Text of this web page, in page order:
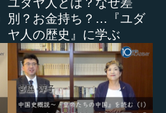
別？お金持ち？…『ユダ
ヤ人の歴史』に学ぶ